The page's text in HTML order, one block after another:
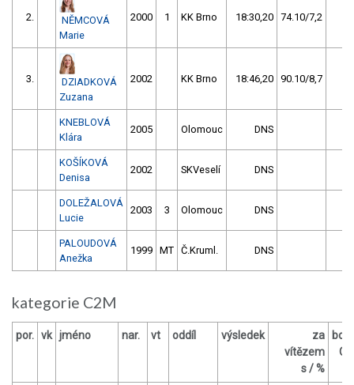
2.
NĚMCOVÁ
Marie
2000 1 KK Brno 18:30,20 74.10/7,2
3.
DZIADKOVÁ
Zuzana
2002 KK Brno 18:46,20 90.10/8,7
KNEBLOVÁ
Klára
2005 Olomouc DNS
KOŠÍKOVÁ
Denisa
2002 SKVeselí DNS
DOLEŽALOVÁ
Lucie
2003 3 Olomouc DNS
PALOUDOVÁ
Anežka
1999 MT Č.Kruml. DNS
kategorie C2M
por. vk jméno nar. vt oddíl výsledek
za
vítězem
s / %